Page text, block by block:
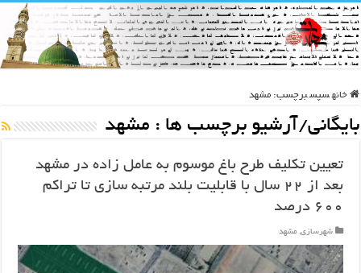
خانه سپس برچسب: مشهد
بایگانی/آرشیو برچسب ها : مشهد
تعیین تکلیف طرح باغ موسوم به عامل زاده در مشهد
بعد از ۲۲ سال با قابلیت بلند مرتبه سازی تا تراکم
۶۰۰ درصد
شهرسازی, مشهد